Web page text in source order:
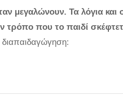
μεγαλώνουν. Τα λόγια και
τρόπο που το παιδί
μπορεί να του προκαλέσει